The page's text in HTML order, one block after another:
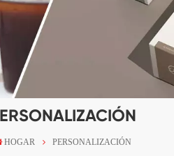
HOGAR PERSONALIZACIÓN